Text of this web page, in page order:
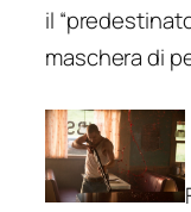
il
maschera di